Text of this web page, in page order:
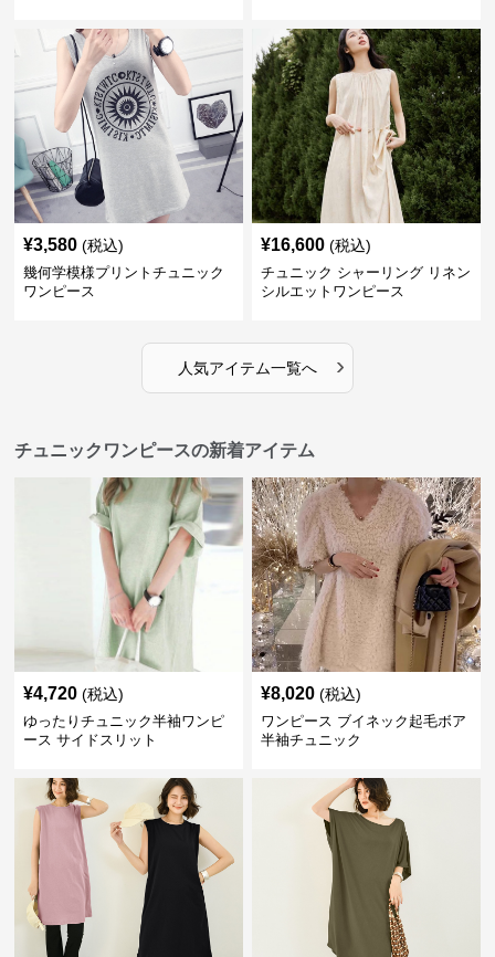
¥3,580 (税込)
幾何学模様プリントチュニック
ワンピース
¥16,600 (税込)
チュニック シャーリング リネン
シルエットワンピース
人気アイテム一覧へ ›
チュニックワンピースの新着アイテム
¥4,720 (税込)
ゆったりチュニック半袖ワンピ
ース サイドスリット
¥8,020 (税込)
ワンピース ブイネック起毛ボア
半袖チュニック